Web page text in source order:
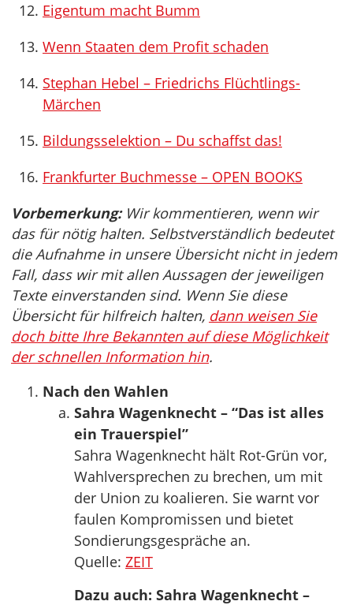
Eigentum macht Bumm
Wenn Staaten dem Profit schaden
Stephan Hebel – Friedrichs Flüchtlings-
Märchen
Bildungsselektion – Du schaffst das!
Frankfurter Buchmesse – OPEN BOOKS
Vorbemerkung:Wir kommentieren, wenn wir
das für nötig halten. Selbstverständlich bedeutet
die Aufnahme in unsere Übersicht nicht in jedem
Fall, dass wir mit allen Aussagen der jeweiligen
Texte einverstanden sind. Wenn Sie diese
Übersicht für hilfreich halten, dann weisen Sie
doch bitte Ihre Bekannten auf diese Möglichkeit
der schnellen Information hin.
Nach den Wahlen
Sahra Wagenknecht – “Das ist alles
ein Trauerspiel”
Sahra Wagenknecht hält Rot-Grün vor,
Wahlversprechen zu brechen, um mit
der Union zu koalieren. Sie warnt vor
faulen Kompromissen und bietet
Sondierungsgespräche an.
Quelle: ZEIT
Dazu auch: Sahra Wagenknecht –